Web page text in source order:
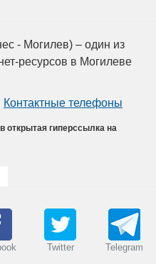
- Могилев) – один из
ресурсов в Могилеве
Контактные телефоны
открытая гиперссылка на
Twitter Telegram